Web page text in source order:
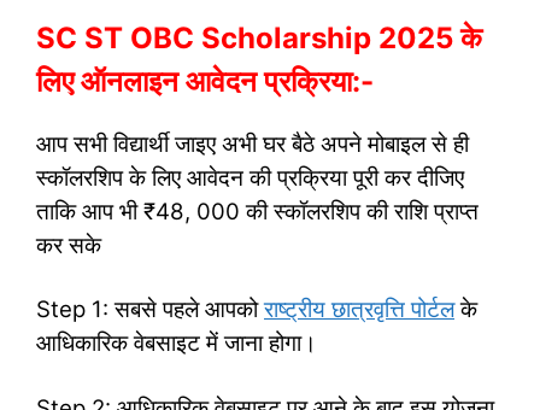
SC ST OBC Scholarship 2025 के
लिए ऑनलाइन आवेदन प्रक्रिया:-
आप सभी विद्यार्थी जाइए अभी घर बैठे अपने मोबाइल से ही
स्कॉलरशिप के लिए आवेदन की प्रक्रिया पूरी कर दीजिए
ताकि आप भी ₹48, 000 की स्कॉलरशिप की राशि प्राप्त
कर सके
Step 1: सबसे पहले आपकोराष्ट्रीय छात्रवृत्ति पोर्टलके
आधिकारिक वेबसाइट में जाना होगा।